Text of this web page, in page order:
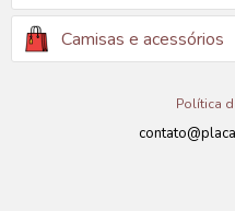
Camisas e acessórios
Política